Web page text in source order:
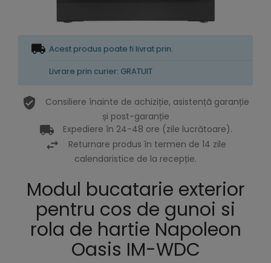
Acest produs poate fi livrat prin:
Livrare prin curier: GRATUIT
Consiliere înainte de achiziție, asistență garanție
și post-garanție
Expediere în 24-48 ore (zile lucrătoare).
Returnare produs în termen de 14 zile
calendaristice de la recepție.
Modul bucatarie exterior
pentru cos de gunoi si
rola de hartie Napoleon
Oasis IM-WDC